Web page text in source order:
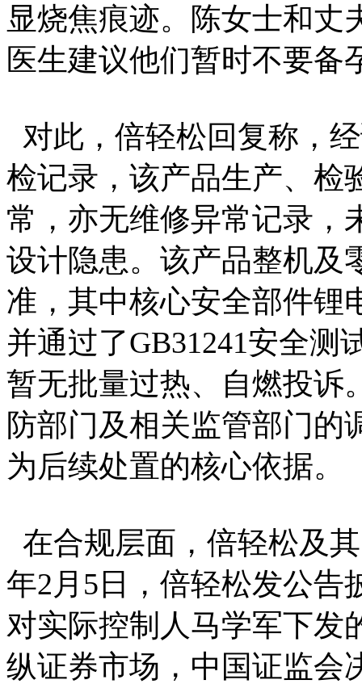
显烧焦痕迹。陈女士和丈
医生建议他们暂时不要备
对此，倍轻松回复称，
检记录，该产品生产、检
常，亦无维修异常记录，
设计隐患。该产品整机及
准，其中核心安全部件锂
并通过了GB31241安全测
暂无批量过热、自燃投诉
防部门及相关监管部门的
为后续处置的核心依据。
在合规层面，倍轻松及
年2月5日，倍轻松发公告
对实际控制人马学军下发
纵证券市场，中国证监会